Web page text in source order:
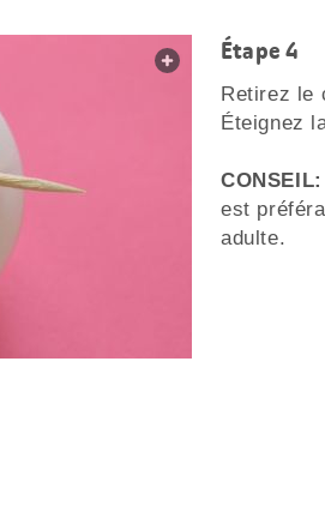
Étape 4
Retirez le
Éteignez
est
adulte.